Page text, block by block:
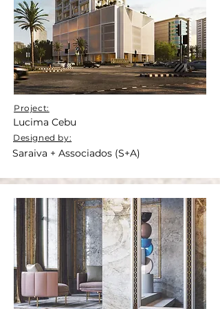
Project:
Lucima Cebu
Designed by:
Saraiva + Associados (S+A)